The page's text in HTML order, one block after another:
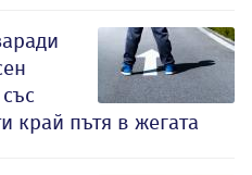
край пътя в жегата